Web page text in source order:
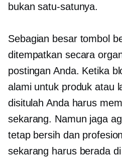
bukan satu-satunya.
Sebagian besar tombol
ditempatkan secara
postingan Anda. Ketika
alami untuk produk atau
disitulah Anda harus
sekarang. Namun jaga
tetap bersih dan
sekarang harus berada